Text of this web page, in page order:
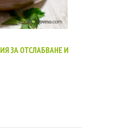
ЗА ОТСЛАБВАНЕ И